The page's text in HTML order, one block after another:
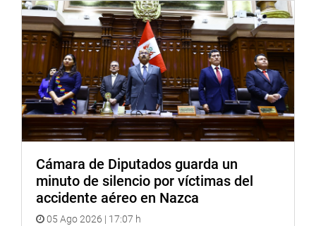
Diethell Columbus Murata (FP), José Vega Antonio (UPP),
José Luna Morales (PP) y Jorge Pérez Flores (SP).
PRENSA-CONGRESO
Cámara de Diputados guarda un
minuto de silencio por víctimas del
accidente aéreo en Nazca
05 Ago 2026 | 17:07 h